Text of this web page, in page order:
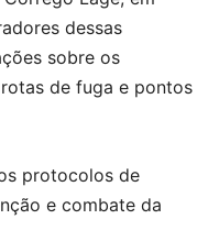
dessas
sobre os
de fuga e pontos
protocolos de
e combate da